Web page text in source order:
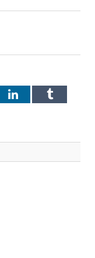
LinkedInTumblr